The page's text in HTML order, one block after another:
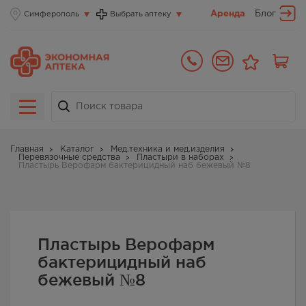
Симферополь Выбрать аптеку Аренда Блог
Главная Каталог
Мед.техника и мед.изделия
Перевязочные средства
Пластыри в наборах
Пластырь Верофарм бактерицидный наб бежевый №8
Пластырь Верофарм
бактерицидный наб
бежевый №8